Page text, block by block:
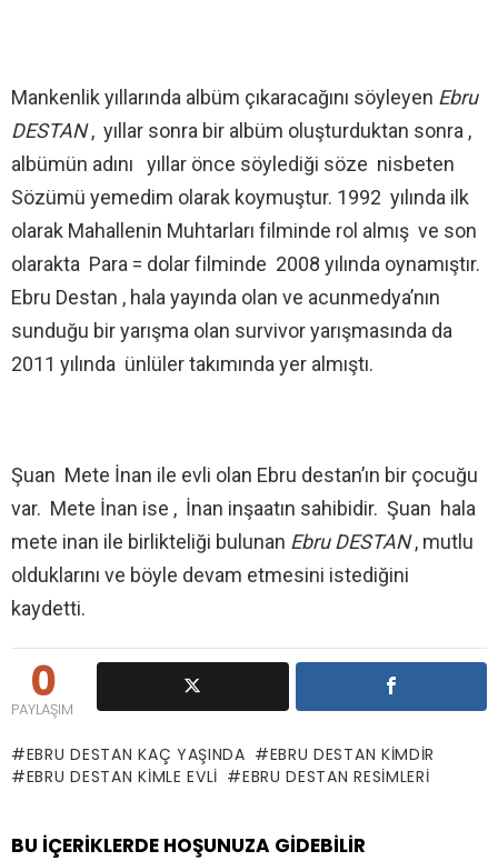
Mankenlik yıllarında albüm çıkaracağını söyleyen Ebru
DESTAN, yıllar sonra bir albüm oluşturduktan sonra ,
albümün adını yıllar önce söylediği söze nisbeten
Sözümü yemedim olarak koymuştur. 1992 yılında ilk
olarak Mahallenin Muhtarları filminde rol almış ve son
olarakta Para = dolar filminde 2008 yılında oynamıştır.
Ebru Destan , hala yayında olan ve acunmedya’nın
sunduğu bir yarışma olan survivor yarışmasında da
2011 yılında ünlüler takımında yer almıştı.
Şuan Mete İnan ile evli olan Ebru destan’ın bir çocuğu
var. Mete İnan ise , İnan inşaatın sahibidir. Şuan hala
mete inan ile birlikteliği bulunan Ebru DESTAN, mutlu
olduklarını ve böyle devam etmesini istediğini
kaydetti.
0
PAYLAŞIM
EBRU DESTAN KAÇ YAŞINDA
EBRU DESTAN KIMDIR
EBRU DESTAN KIMLE EVLI
EBRU DESTAN RESIMLERI
BU İÇERIKLERDE HOŞUNUZA GIDEBILIR